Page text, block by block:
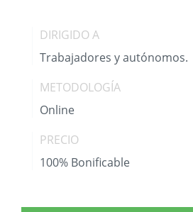
DIRIGIDO A
Trabajadores y autónomos.
METODOLOGÍA
Online
PRECIO
100% Bonificable